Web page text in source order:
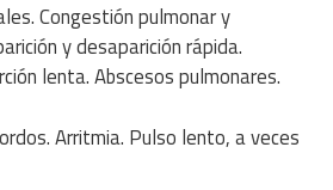
Congestión pulmonar y
y desaparición rápida.
lenta. Abscesos pulmonares.
Arritmia. Pulso lento, a veces